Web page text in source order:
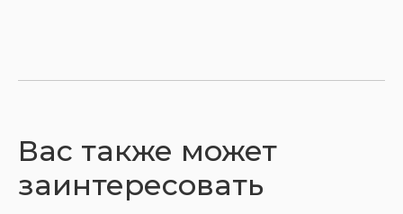
Вас также может
заинтересовать